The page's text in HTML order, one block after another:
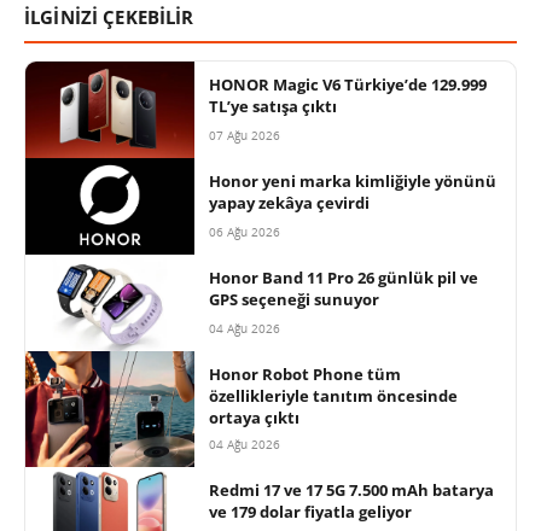
İLGİNİZİ ÇEKEBİLİR
HONOR Magic V6 Türkiye’de 129.999
TL’ye satışa çıktı
07 Ağu 2026
Honor yeni marka kimliğiyle yönünü
yapay zekâya çevirdi
06 Ağu 2026
Honor Band 11 Pro 26 günlük pil ve
GPS seçeneği sunuyor
04 Ağu 2026
Honor Robot Phone tüm
özellikleriyle tanıtım öncesinde
ortaya çıktı
04 Ağu 2026
Redmi 17 ve 17 5G 7.500 mAh batarya
ve 179 dolar fiyatla geliyor